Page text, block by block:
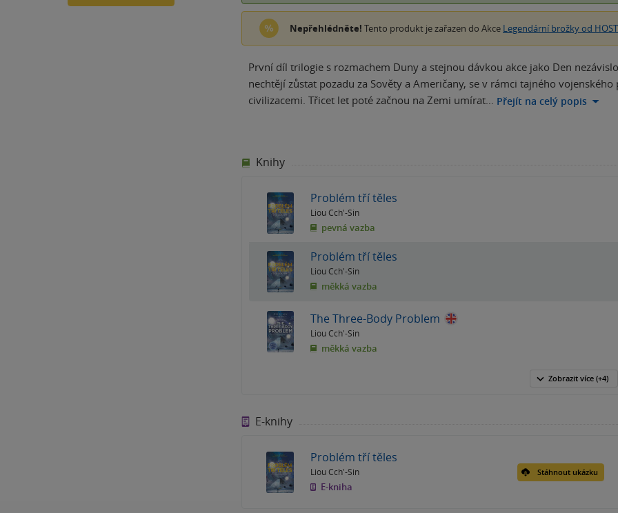
Nepřehlédněte! Tento produkt je zařazen do Akce Legendární brožky od
První díl trilogie s rozmachem Duny a stejnou dávkou akce jako Den
nechtějí zůstat pozadu za Sověty a Američany, se v rámci tajného
civilizacemi. Třicet let poté začnou na Zemi umírat… Přejít na celý popis
Knihy
Problém tří těles
Liou Cch'-Sin
pevná vazba
Problém tří těles
Liou Cch'-Sin
měkká vazba
The Three-Body Problem
Liou Cch'-Sin
měkká vazba
Zobrazit více (+4)
E-knihy
Problém tří těles
Liou Cch'-Sin
E-kniha
Stáhnout ukázku